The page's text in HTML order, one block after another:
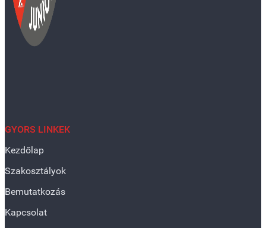
GYORS LINKEK
Kezdőlap
Szakosztályok
Bemutatkozás
Kapcsolat